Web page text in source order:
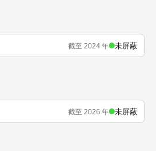
截至 2024 年 未屏蔽
截至 2026 年 未屏蔽